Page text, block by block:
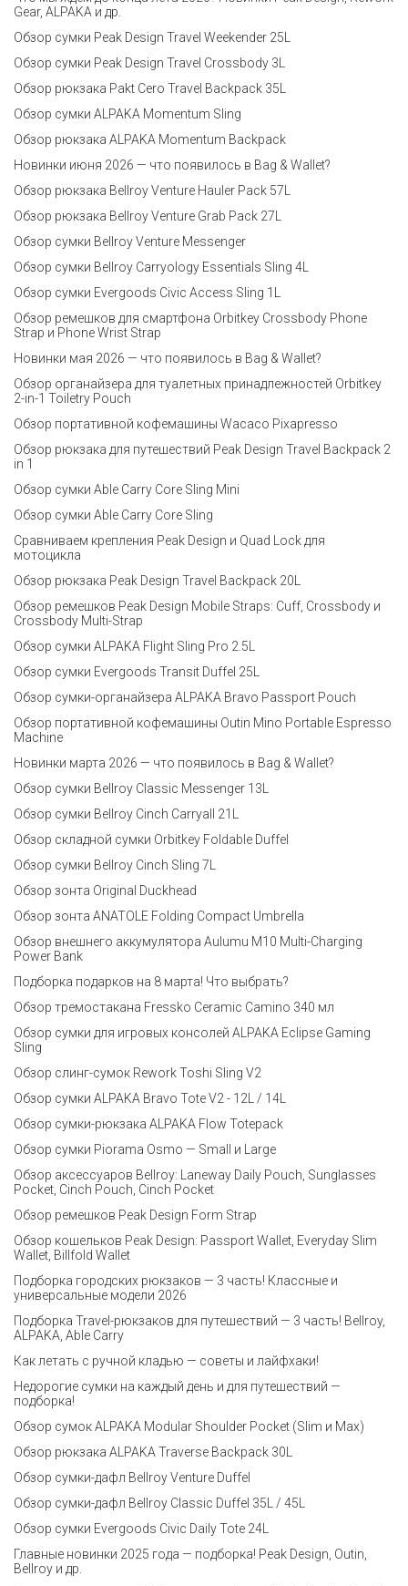
Gear, ALPAKA и др.
Обзор сумки Peak Design Travel Weekender 25L
Обзор сумки Peak Design Travel Crossbody 3L
Обзор рюкзака Pakt Cero Travel Backpack 35L
Обзор сумки ALPAKA Momentum Sling
Обзор рюкзака ALPAKA Momentum Backpack
Новинки июня 2026 — что появилось в Bag & Wallet?
Обзор рюкзака Bellroy Venture Hauler Pack 57L
Обзор рюкзака Bellroy Venture Grab Pack 27L
Обзор сумки Bellroy Venture Messenger
Обзор сумки Bellroy Carryology Essentials Sling 4L
Обзор сумки Evergoods Civic Access Sling 1L
Обзор ремешков для смартфона Orbitkey Crossbody Phone
Strap и Phone Wrist Strap
Новинки мая 2026 — что появилось в Bag & Wallet?
Обзор органайзера для туалетных принадлежностей Orbitkey
2-in-1 Toiletry Pouch
Обзор портативной кофемашины Wacaco Pixapresso
Обзор рюкзака для путешествий Peak Design Travel Backpack 2
in 1
Обзор сумки Able Carry Core Sling Mini
Обзор сумки Able Carry Core Sling
Сравниваем крепления Peak Design и Quad Lock для
мотоцикла
Обзор рюкзака Peak Design Travel Backpack 20L
Обзор ремешков Peak Design Mobile Straps: Cuff, Crossbody и
Crossbody Multi-Strap
Обзор сумки ALPAKA Flight Sling Pro 2.5L
Обзор сумки Evergoods Transit Duffel 25L
Обзор сумки-органайзера ALPAKA Bravo Passport Pouch
Обзор портативной кофемашины Outin Mino Portable Espresso
Machine
Новинки марта 2026 — что появилось в Bag & Wallet?
Обзор сумки Bellroy Classic Messenger 13L
Обзор сумки Bellroy Cinch Carryall 21L
Обзор складной сумки Orbitkey Foldable Duffel
Обзор сумки Bellroy Cinch Sling 7L
Обзор зонта Original Duckhead
Обзор зонта ANATOLE Folding Compact Umbrella
Обзор внешнего аккумулятора Aulumu M10 Multi-Charging
Power Bank
Подборка подарков на 8 марта! Что выбрать?
Обзор тремостакана Fressko Ceramic Camino 340 мл
Обзор сумки для игровых консолей ALPAKA Eclipse Gaming
Sling
Обзор слинг-сумок Rework Toshi Sling V2
Обзор сумки ALPAKA Bravo Tote V2 - 12L / 14L
Обзор сумки-рюкзака ALPAKA Flow Totepack
Обзор сумки Piorama Osmo — Small и Large
Обзор аксессуаров Bellroy: Laneway Daily Pouch, Sunglasses
Pocket, Cinch Pouch, Cinch Pocket
Обзор ремешков Peak Design Form Strap
Обзор кошельков Peak Design: Passport Wallet, Everyday Slim
Wallet, Billfold Wallet
Подборка городских рюкзаков — 3 часть! Классные и
универсальные модели 2026
Подборка Travel-рюкзаков для путешествий — 3 часть! Bellroy,
ALPAKA, Able Carry
Как летать с ручной кладью — советы и лайфхаки!
Недорогие сумки на каждый день и для путешествий —
подборка!
Обзор сумок ALPAKA Modular Shoulder Pocket (Slim и Max)
Обзор рюкзака ALPAKA Traverse Backpack 30L
Обзор сумки-дафл Bellroy Venture Duffel
Обзор сумки-дафл Bellroy Classic Duffel 35L / 45L
Обзор сумки Evergoods Civic Daily Tote 24L
Главные новинки 2025 года — подборка! Peak Design, Outin,
Bellroy и др.